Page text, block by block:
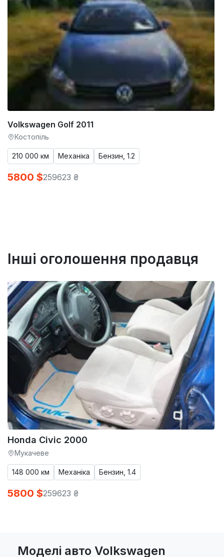
Volkswagen Golf 2011
Костопіль
210 000 км Механіка Бензин, 1.2
5800 $259623 ₴
Інші оголошення продавця
Honda Civic 2000
Мукачеве
148 000 км Механіка Бензин, 1.4
5800 $259623 ₴
Моделі авто Volkswagen